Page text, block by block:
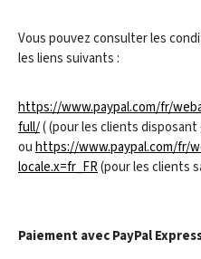
Vous pouvez consulter les
les liens suivants :
https://www.paypal.com/fr/
full/( (pour les clients disposant
ouhttps://www.paypal.com/fr/
locale.x=fr_FR(pour les clients
Paiement avec PayPal